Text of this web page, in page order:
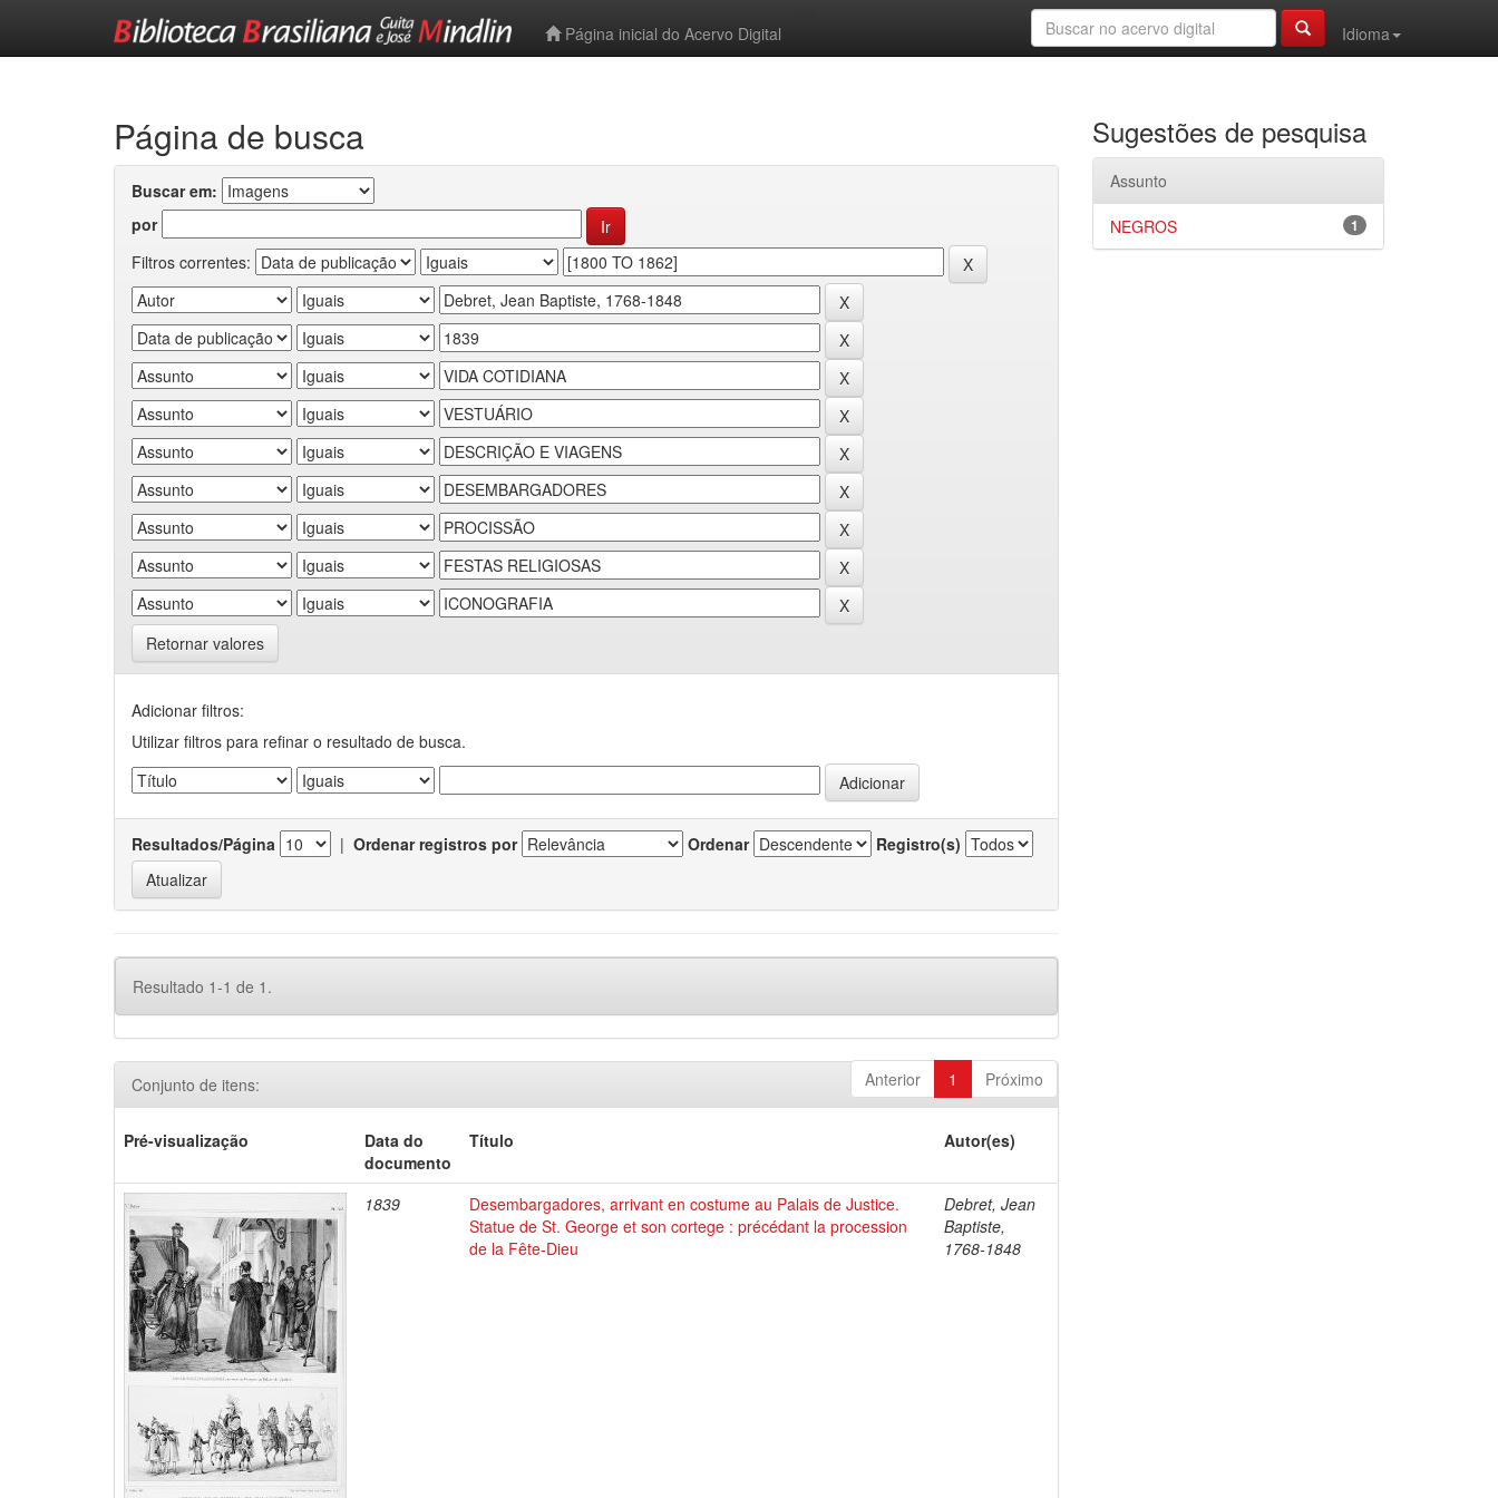
Página inicial do Acervo Digital
Idioma
Página de busca
Buscar em:
por
Filtros correntes:
Retornar valores
Adicionar filtros:
Utilizar filtros para refinar o resultado de busca.
Resultados/Página | Ordenar registros por Ordenar Registro(s)
Resultado 1-1 de 1.
Anterior 1 Próximo
Conjunto de itens:
Pré-visualização
Data do
documento
Título Autor(es)
1839
Desembargadores, arrivant en costume au Palais de Justice.
Statue de St. George et son cortege : précédant la procession
de la Fête-Dieu
Debret, Jean
Baptiste,
1768-1848
Sugestões de pesquisa
Assunto
1
NEGROS